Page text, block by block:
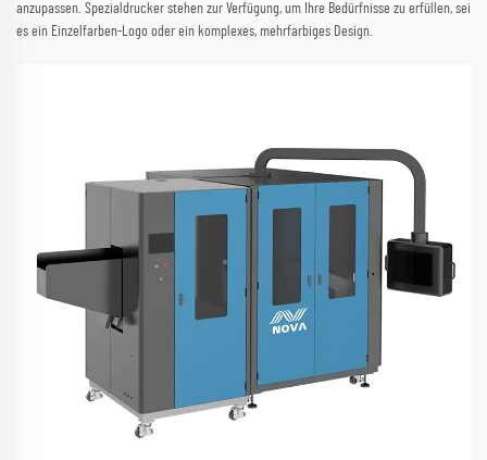
anzupassen. Spezialdrucker stehen zur Verfügung, um Ihre Bedürfnisse zu erfüllen, sei
es ein Einzelfarben-Logo oder ein komplexes, mehrfarbiges Design.